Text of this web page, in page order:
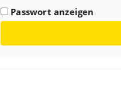
Passwort anzeigen